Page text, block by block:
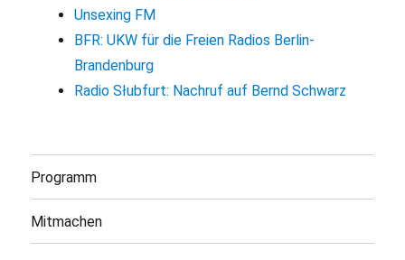
Unsexing FM
BFR: UKW für die Freien Radios Berlin-
Brandenburg
Radio Słubfurt: Nachruf auf Bernd Schwarz
Programm
Mitmachen